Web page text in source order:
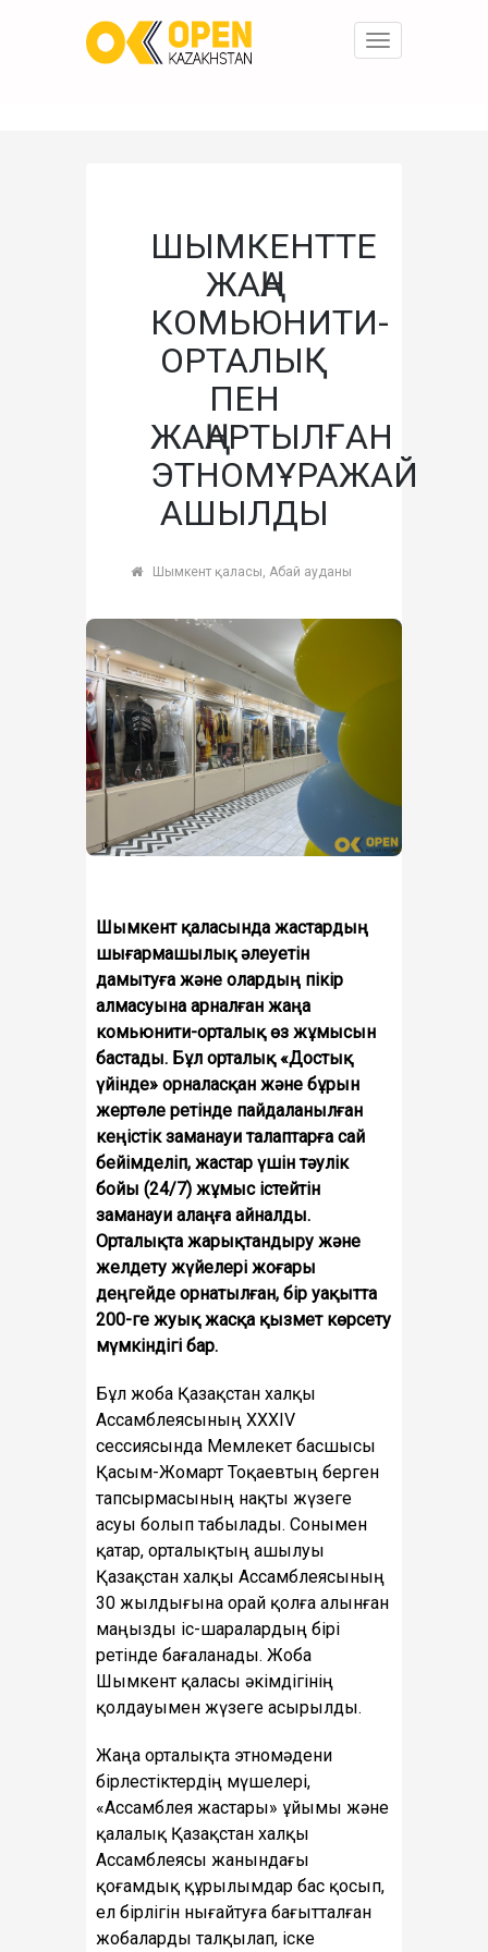
Toggle
ШЫМКЕНТТЕ
ЖАҢА
КОМЬЮНИТИ-
ОРТАЛЫҚ
ПЕН
ЖАҢАРТЫЛҒАН
ЭТНОМҰРАЖАЙ
АШЫЛДЫ
Шымкент қаласы, Абай ауданы
Шымкент қаласында жастардың
шығармашылық әлеуетін
дамытуға және олардың пікір
алмасуына арналған жаңа
комьюнити-орталық өз жұмысын
бастады. Бұл орталық «Достық
үйінде» орналасқан және бұрын
жертөле ретінде пайдаланылған
кеңістік заманауи талаптарға сай
бейімделіп, жастар үшін тәулік
бойы (24/7) жұмыс істейтін
заманауи алаңға айналды.
Орталықта жарықтандыру және
желдету жүйелері жоғары
деңгейде орнатылған, бір уақытта
200-ге жуық жасқа қызмет көрсету
мүмкіндігі бар.
Бұл жоба Қазақстан халқы
Ассамблеясының ХХХІV
сессиясында Мемлекет басшысы
Қасым-Жомарт Тоқаевтың берген
тапсырмасының нақты жүзеге
асуы болып табылады. Сонымен
қатар, орталықтың ашылуы
Қазақстан халқы Ассамблеясының
30 жылдығына орай қолға алынған
маңызды іс-шаралардың бірі
ретінде бағаланады. Жоба
Шымкент қаласы әкімдігінің
қолдауымен жүзеге асырылды.
Жаңа орталықта этномәдени
бірлестіктердің мүшелері,
«Ассамблея жастары» ұйымы және
қалалық Қазақстан халқы
Ассамблеясы жанындағы
қоғамдық құрылымдар бас қосып,
ел бірлігін нығайтуға бағытталған
жобаларды талқылап, іске